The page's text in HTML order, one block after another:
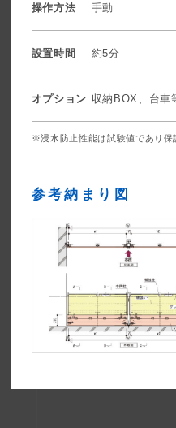
操作方法 手動
設置時間 約5分
オプション 収納BOX、台車
※浸水防止性能は試験値であり保
参考納まり図